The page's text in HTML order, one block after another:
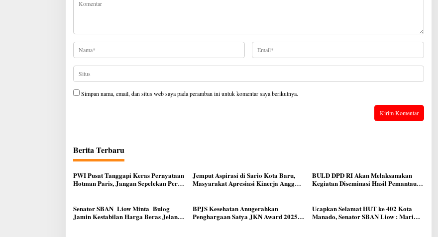
Simpan nama, email, dan situs web saya pada peramban ini untuk komentar saya berikutnya.
Berita Terbaru
PWI Pusat Tanggapi Keras Pernyataan
Hotman Paris, Jangan Sepelekan Peran
Jemput Aspirasi di Sario Kota Baru,
Masyarakat Apresiasi Kinerja Anggota
BULD DPD RI Akan Melaksanakan
Kegiatan Diseminasi Hasil Pemantauan
Senator SBAN Liow Minta Bulog
Jamin Kestabilan Harga Beras Jelang
BPJS Kesehatan Anugerahkan
Penghargaan Satya JKN Award 2025
Ucapkan Selamat HUT ke 402 Kota
Manado, Senator SBAN Liow : Mari